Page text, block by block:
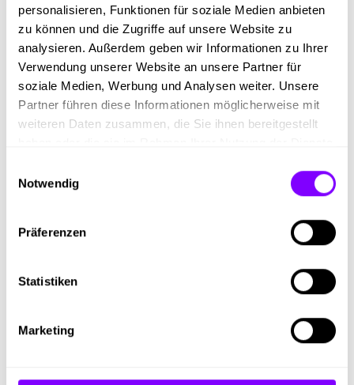
personalisieren, Funktionen für soziale Medien anbieten
zu können und die Zugriffe auf unsere Website zu
analysieren. Außerdem geben wir Informationen zu Ihrer
Verwendung unserer Website an unsere Partner für
soziale Medien, Werbung und Analysen weiter. Unsere
Partner führen diese Informationen möglicherweise mit
weiteren Daten zusammen, die Sie ihnen bereitgestellt
Notwendig
Präferenzen
Statistiken
Marketing
täglich frisch gekocht wird
Bezahlung des Öffitickets, das kärntenweit gültig
ist für die Dauer der Lehrzeit
Mitarbeiterrabatte in diversen Geschäften,
Bikeleasing uvm.
Monatliche Lehrlingsentschädigung ab EUR 1.071
brutto im 1. Lehrjahr (Stand KV 01.11.2025)
Du beschäftigst dich mit der
Du erhältst Einblicke in verschiedene Techniken wie
Du arbeitest mit computergesteuerten,